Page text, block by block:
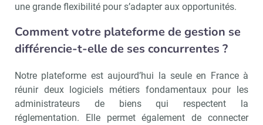
une grande flexibilité pour s’adapter aux opportunités.
Comment votre plateforme de gestion se
différencie-t-elle de ses concurrentes ?
Notre plateforme est aujourd’hui la seule en France à
réunir deux logiciels métiers fondamentaux pour les
administrateurs de biens qui respectent la
réglementation. Elle permet également de connecter